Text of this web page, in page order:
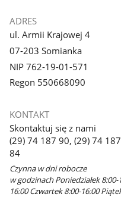
ADRES
ul. Armii Krajowej 4
07-203 Somianka
NIP 762-19-01-571
Regon 550668090
KONTAKT
Skontaktuj się z nami
(29) 74 187 90, (29) 74
84
Czynna w dni robocze
w godzinach Poniedziałek
16:00 Czwartek 8:00-16:00